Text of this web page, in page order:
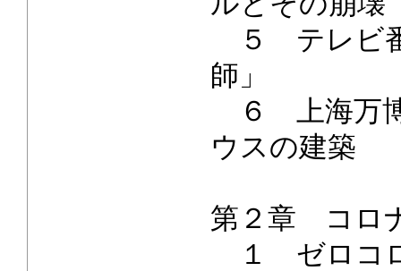
５ テレビ番
師」
６ 上海万
ウスの建築
第２章 コロ
１ ゼロコロ